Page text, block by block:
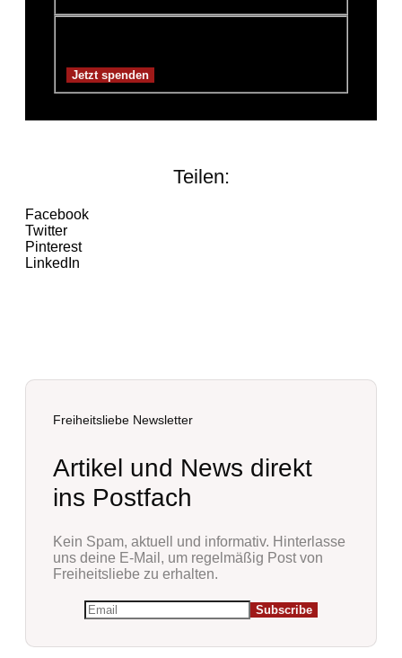
Teilen:
Facebook
Twitter
Pinterest
LinkedIn
Freiheitsliebe Newsletter
Artikel und News direkt
ins Postfach
Kein Spam, aktuell und informativ. Hinterlasse
uns deine E-Mail, um regelmäßig Post von
Freiheitsliebe zu erhalten.